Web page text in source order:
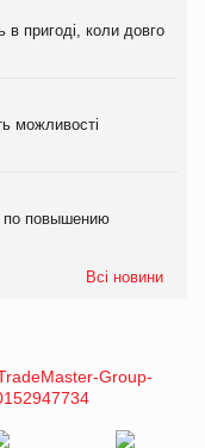
в пригоді, коли довго
можливості
по повышению
Всі новини